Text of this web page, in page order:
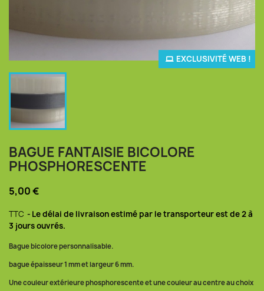
EXCLUSIVITÉ WEB !
BAGUE FANTAISIE BICOLORE
PHOSPHORESCENTE
5,00 €
TTC
Le délai de livraison estimé par le transporteur est de 2 à
3 jours ouvrés.
Bague bicolore personnalisable.
bague épaisseur 1 mm et largeur 6 mm.
Une couleur extérieure phosphorescente et une couleur au centre au choix